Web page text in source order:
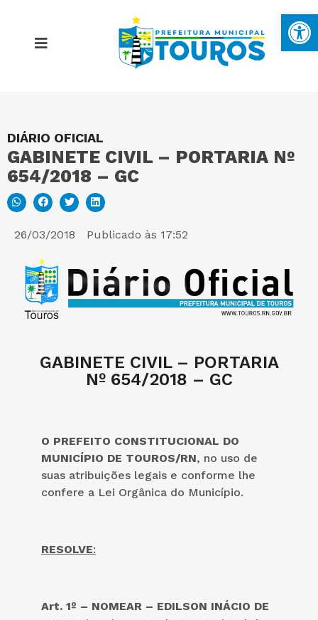
DIÁRIO OFICIAL
GABINETE CIVIL – PORTARIA Nº
654/2018 – GC
26/03/2018 Publicado às 17:52
GABINETE CIVIL – PORTARIA
Nº 654/2018 – GC
O PREFEITO CONSTITUCIONAL DO
MUNICÍPIO DE TOUROS/RN, no uso de
suas atribuições legais e conforme lhe
confere a Lei Orgânica do Município.
RESOLVE:
Art. 1º – NOMEAR – EDILSON INÁCIO DE
MAPA DO SITE
PORTAL DA TRANSPARÊNCIA
E-SIC
PERGUNTAS FREQUENTES